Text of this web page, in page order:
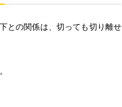
との関係は、切っても切り離せ